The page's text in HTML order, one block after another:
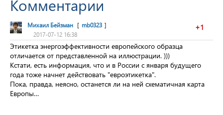
Комментарии
+1
Михаил Бейзман [ mb0323 ]
2017-07-12 16:38
Этикетка энергоэффективности европейского образца
отличается от представленной на иллюстрации. )))
Кстати, есть информация, что и в России с января будущего
года тоже начнет действовать "евроэтикетка".
Пока, правда, неясно, останется ли на ней схематичная карта
Европы…